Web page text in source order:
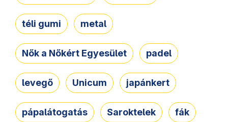
téli gumi metal
Nők a Nőkért Egyesület padel
levegő Unicum japánkert
pápalátogatás Saroktelek fák